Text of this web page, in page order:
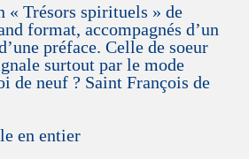
« Trésors spirituels » de
format, accompagnés d’un
préface. Celle de soeur
surtout par le mode
de neuf ? Saint François de
en entier